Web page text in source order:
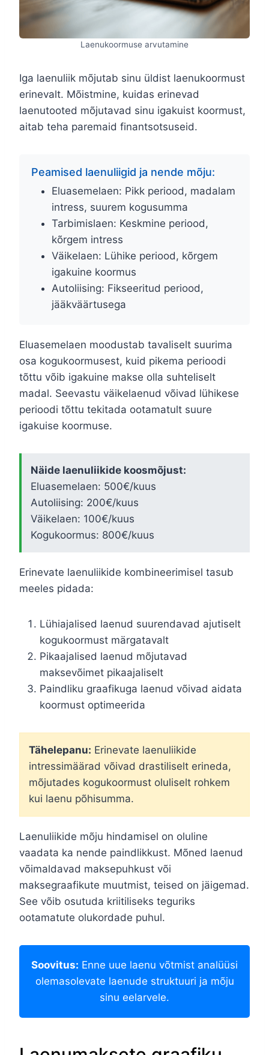
Laenukoormuse arvutamine
Iga laenuliik mõjutab sinu üldist laenukoormust
erinevalt. Mõistmine, kuidas erinevad
laenutooted mõjutavad sinu igakuist koormust,
aitab teha paremaid finantsotsuseid.
Peamised laenuliigid ja nende mõju:
Eluasemelaen: Pikk periood, madalam
intress, suurem kogusumma
Tarbimislaen: Keskmine periood,
kõrgem intress
Väikelaen: Lühike periood, kõrgem
igakuine koormus
Autoliising: Fikseeritud periood,
jääkväärtusega
Eluasemelaen moodustab tavaliselt suurima
osa kogukoormusest, kuid pikema perioodi
tõttu võib igakuine makse olla suhteliselt
madal. Seevastu väikelaenud võivad lühikese
perioodi tõttu tekitada ootamatult suure
igakuise koormuse.
Näide laenuliikide koosmõjust:
Eluasemelaen: 500€/kuus
Autoliising: 200€/kuus
Väikelaen: 100€/kuus
Kogukoormus: 800€/kuus
Erinevate laenuliikide kombineerimisel tasub
meeles pidada:
Lühiajalised laenud suurendavad ajutiselt
kogukoormust märgatavalt
Pikaajalised laenud mõjutavad
maksevõimet pikaajaliselt
Paindliku graafikuga laenud võivad aidata
koormust optimeerida
Tähelepanu: Erinevate laenuliikide
intressimäärad võivad drastiliselt erineda,
mõjutades kogukoormust oluliselt rohkem
kui laenu põhisumma.
Laenuliikide mõju hindamisel on oluline
vaadata ka nende paindlikkust. Mõned laenud
võimaldavad maksepuhkust või
maksegraafikute muutmist, teised on jäigemad.
See võib osutuda kriitiliseks teguriks
ootamatute olukordade puhul.
Soovitus: Enne uue laenu võtmist analüüsi
olemasolevate laenude struktuuri ja mõju
sinu eelarvele.